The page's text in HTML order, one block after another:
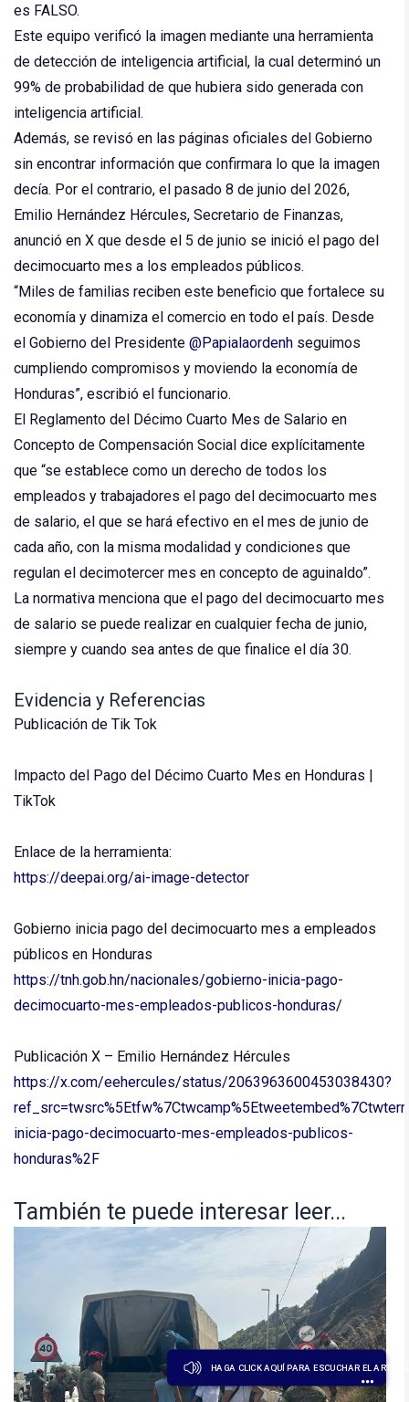
HAGA CLICK AQUÍ PARA ESCUCHAR EL
es FALSO.
Este equipo verificó la imagen mediante una herramienta
de detección de inteligencia artificial, la cual determinó un
99% de probabilidad de que hubiera sido generada con
inteligencia artificial.
Además, se revisó en las páginas oficiales del Gobierno
sin encontrar información que confirmara lo que la imagen
decía. Por el contrario, el pasado 8 de junio del 2026,
Emilio Hernández Hércules, Secretario de Finanzas,
anunció en X que desde el 5 de junio se inició el pago del
decimocuarto mes a los empleados públicos.
“Miles de familias reciben este beneficio que fortalece su
economía y dinamiza el comercio en todo el país. Desde
el Gobierno del Presidente @Papialaordenh seguimos
cumpliendo compromisos y moviendo la economía de
Honduras”, escribió el funcionario.
El Reglamento del Décimo Cuarto Mes de Salario en
Concepto de Compensación Social dice explícitamente
que “se establece como un derecho de todos los
empleados y trabajadores el pago del decimocuarto mes
de salario, el que se hará efectivo en el mes de junio de
cada año, con la misma modalidad y condiciones que
regulan el decimotercer mes en concepto de aguinaldo”.
La normativa menciona que el pago del decimocuarto mes
de salario se puede realizar en cualquier fecha de junio,
siempre y cuando sea antes de que finalice el día 30.
Evidencia y Referencias
Publicación de Tik Tok
Impacto del Pago del Décimo Cuarto Mes en Honduras |
TikTok
Enlace de la herramienta:
https://deepai.org/ai-image-detector
Gobierno inicia pago del decimocuarto mes a empleados
públicos en Honduras
https://tnh.gob.hn/nacionales/gobierno-inicia-pago-
decimocuarto-mes-empleados-publicos-honduras/
Publicación X – Emilio Hernández Hércules
https://x.com/eehercules/status/2063963600453038430?
inicia-pago-decimocuarto-mes-empleados-publicos-
honduras%2F
También te puede interesar leer...